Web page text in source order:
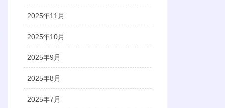
2025年11月
2025年10月
2025年9月
2025年8月
2025年7月